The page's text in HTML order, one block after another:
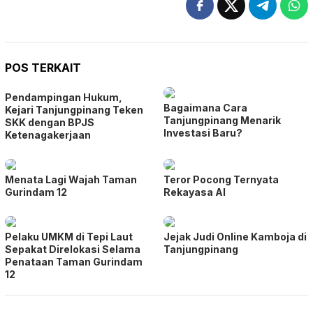
POS TERKAIT
Pendampingan Hukum,
Kejari Tanjungpinang Teken
SKK dengan BPJS
Ketenagakerjaan
Bagaimana Cara
Tanjungpinang Menarik
Investasi Baru?
Menata Lagi Wajah Taman
Gurindam 12
Teror Pocong Ternyata
Rekayasa AI
Pelaku UMKM di Tepi Laut
Sepakat Direlokasi Selama
Penataan Taman Gurindam
12
Jejak Judi Online Kamboja di
Tanjungpinang